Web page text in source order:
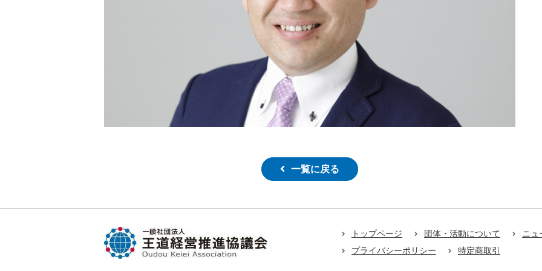
一覧に戻る
トップページ 団体・活動について ニュ
プライバシーポリシー
特定商取引